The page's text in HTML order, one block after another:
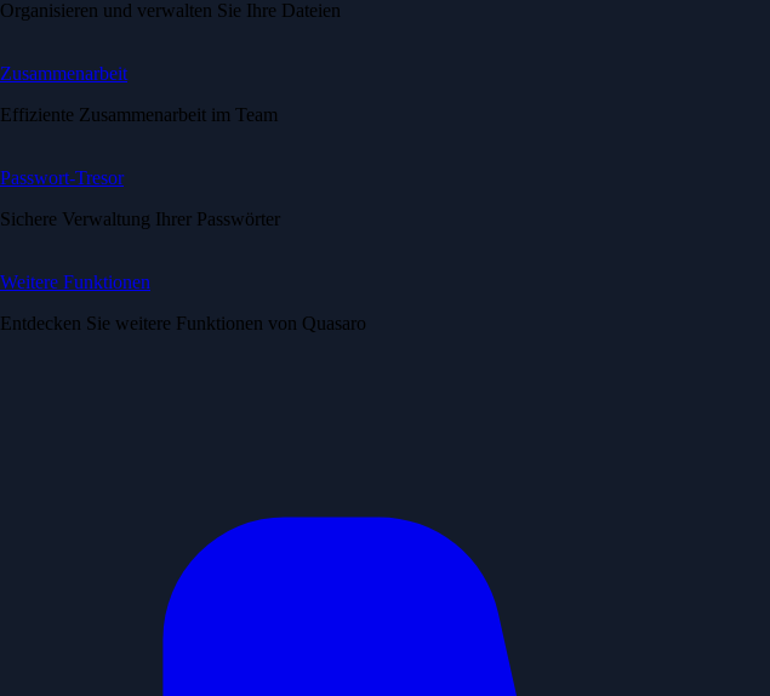
Organisieren und verwalten Sie Ihre Dateien
Zusammenarbeit
Effiziente Zusammenarbeit im Team
Passwort-Tresor
Sichere Verwaltung Ihrer Passwörter
Weitere Funktionen
Entdecken Sie weitere Funktionen von Quasaro